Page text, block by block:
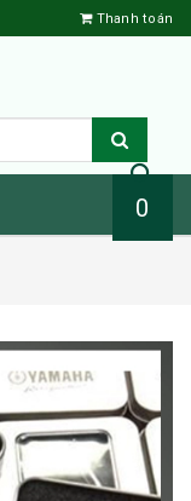
Thanh toán
0